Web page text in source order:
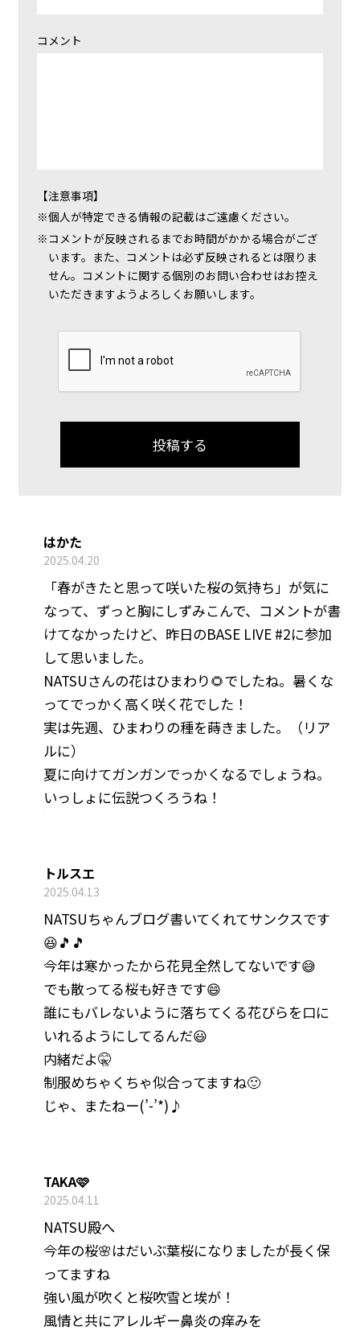
コメント
【注意事項】
個人が特定できる情報の記載はご遠慮ください。
コメントが反映されるまでお時間がかかる場合がござ
います。また、コメントは必ず反映されるとは限りま
せん。コメントに関する個別のお問い合わせはお控え
いただきますようよろしくお願いします。
はかた
2025.04.20
「春がきたと思って咲いた桜の気持ち」が気に
なって、ずっと胸にしずみこんで、コメントが書
けてなかったけど、昨日のBASE LIVE #2に参加
して思いました。
NATSUさんの花はひまわり🌻でしたね。暑くな
ってでっかく高く咲く花でした！
実は先週、ひまわりの種を蒔きました。（リア
ルに）
夏に向けてガンガンでっかくなるでしょうね。
いっしょに伝説つくろうね！
トルスエ
2025.04.13
NATSUちゃんブログ書いてくれてサンクスです
😆🎵🎵
今年は寒かったから花見全然してないです😅
でも散ってる桜も好きです😄
誰にもバレないように落ちてくる花びらを口に
いれるようにしてるんだ😃
内緒だよ🤫
制服めちゃくちゃ似合ってますね🙂
じゃ、またねー(’-’*)♪
TAKA🩷
2025.04.11
NATSU殿へ
今年の桜🌸はだいぶ葉桜になりましたが長く保
ってますね
強い風が吹くと桜吹雪と埃が！
風情と共にアレルギー鼻炎の痒みを